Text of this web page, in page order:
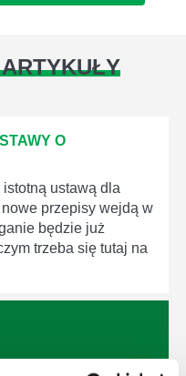
O
ustawą dla
przepisy wejdą w
będzie już
trzeba się tutaj na